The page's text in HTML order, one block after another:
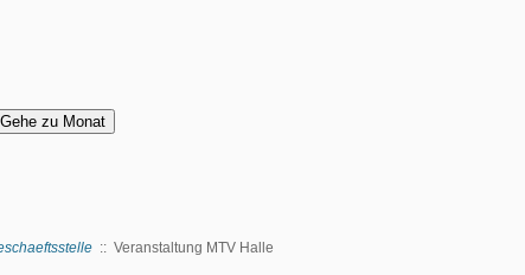
Gehe zu Monat
:: Veranstaltung MTV Halle